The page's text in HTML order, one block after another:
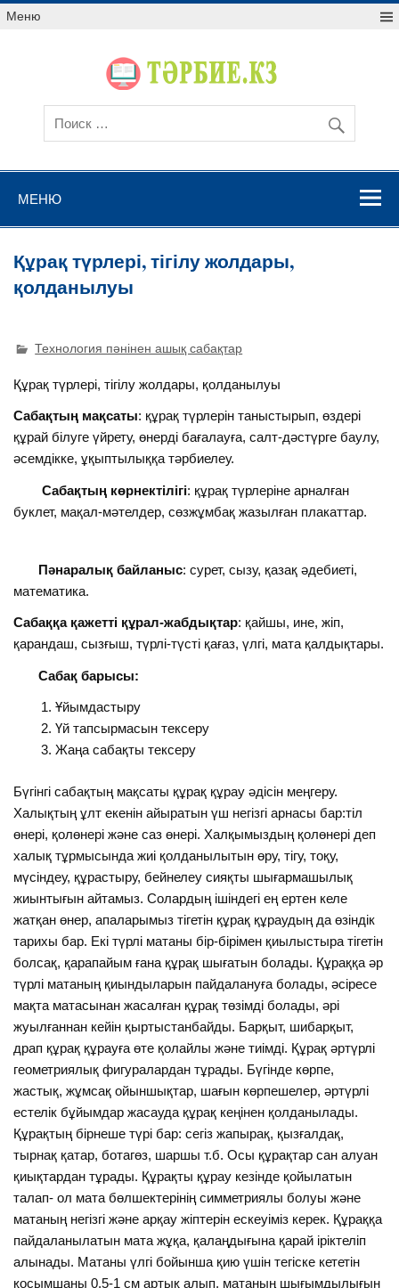
Меню
МЕНЮ
Құрақ түрлері, тігілу жолдары,
қолданылуы
Технология пәнінен ашық сабақтар
Құрақ түрлері, тігілу жолдары, қолданылуы
Сабақтың мақсаты: құрақ түрлерін таныстырып, өздері
құрай білуге үйрету, өнерді бағалауға, салт-дәстүрге баулу,
әсемдікке, ұқыптылыққа тәрбиелеу.
Сабақтың көрнектілігі: құрақ түрлеріне арналған
буклет, мақал-мәтелдер, сөзжұмбақ жазылған плакаттар.
Пәнаралық байланыс: сурет, сызу, қазақ әдебиеті,
математика.
Сабаққа қажетті құрал-жабдықтар: қайшы, ине, жіп,
қарандаш, сызғыш, түрлі-түсті қағаз, үлгі, мата қалдықтары.
Сабақ барысы:
Ұйымдастыру
Үй тапсырмасын тексеру
Жаңа сабақты тексеру
Бүгінгі сабақтың мақсаты құрақ құрау әдісін меңгеру.
Халықтың ұлт екенін айыратын үш негізгі арнасы бар:тіл
өнері, қолөнері және саз өнері. Халқымыздың қолөнері деп
халық тұрмысында жиі қолданылытын өру, тігу, тоқу,
мүсіндеу, құрастыру, бейнелеу сияқты шығармашылық
жиынтығын айтамыз. Солардың ішіндегі ең ертен келе
жатқан өнер, апаларымыз тігетін құрақ құраудың да өзіндік
тарихы бар. Екі түрлі матаны бір-бірімен қиылыстыра тігетін
болсақ, қарапайым ғана құрақ шығатын болады. Құраққа әр
түрлі матаның қиындыларын пайдалануға болады, әсіресе
мақта матасынан жасалған құрақ төзімді болады, әрі
жуылғаннан кейін қыртыстанбайды. Барқыт, шибарқыт,
драп құрақ құрауға өте қолайлы және тиімді. Құрақ әртүрлі
геометриялық фигуралардан тұрады. Бүгінде көрпе,
жастық, жұмсақ ойыншықтар, шағын көрпешелер, әртүрлі
естелік бұйымдар жасауда құрақ кеңінен қолданылады.
Құрақтың бірнеше түрі бар: сегіз жапырақ, қызғалдақ,
тырнақ қатар, ботагөз, шаршы т.б. Осы құрақтар сан алуан
қиықтардан тұрады. Құрақты құрау кезінде қойылатын
талап- ол мата бөлшектерінің симметриялы болуы және
матаның негізгі және арқау жіптерін ескеуіміз керек. Құраққа
пайдаланылатын мата жұқа, қалаңдығына қарай іріктеліп
алынады. Матаны үлгі бойынша қию үшін тегіске кететін
қосымшаны 0,5-1 см артық алып, матаның шығымдылығын